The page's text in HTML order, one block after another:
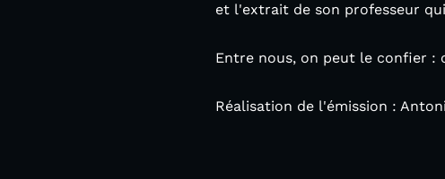
et l'extrait de son professeur
Entre nous, on peut le confier :
Réalisation de l'émission :